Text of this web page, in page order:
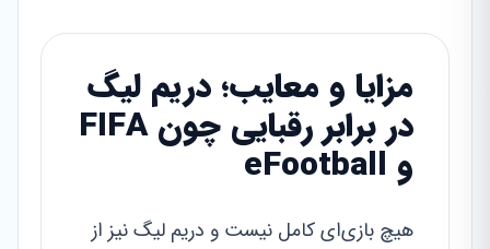
مزایا و معایب؛ دریم لیگ
در برابر رقبایی چون FIFA
و eFootball
هیچ بازی‌ای کامل نیست و دریم لیگ نیز از